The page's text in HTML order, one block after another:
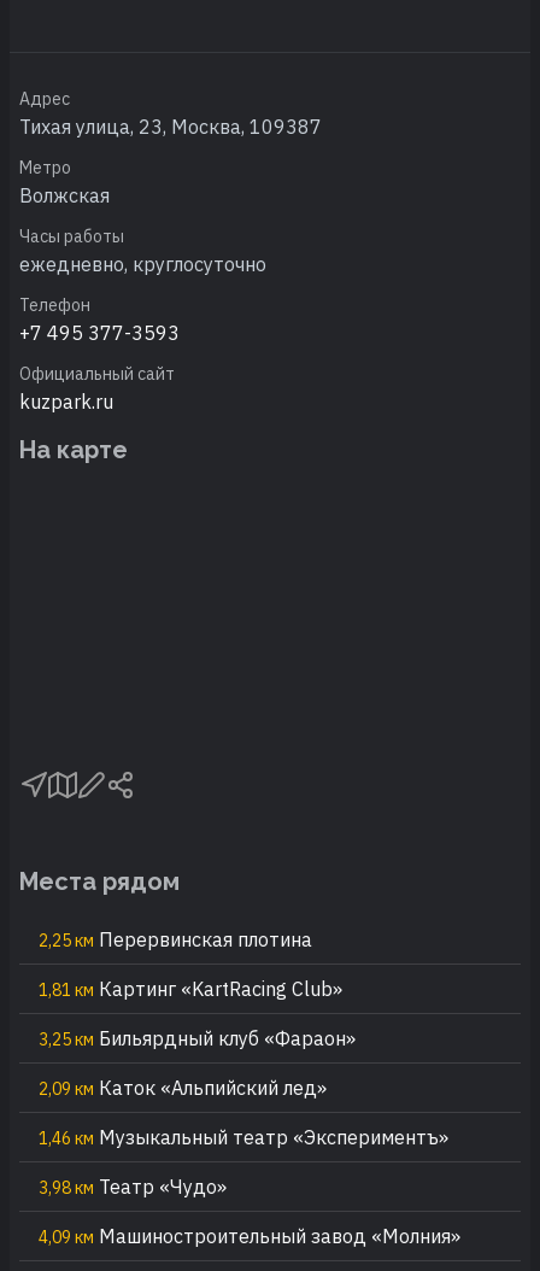
Адрес
Тихая улица, 23, Москва, 109387
Метро
Волжская
Часы работы
ежедневно, круглосуточно
Телефон
+7 495 377-3593
Официальный сайт
kuzpark.ru
На карте
Места рядом
2,25 км Перервинская плотина
1,81 км Картинг «KartRacing Club»
3,25 км Бильярдный клуб «Фараон»
2,09 км Каток «Альпийский лед»
1,46 км Музыкальный театр «Экспериментъ»
3,98 км Театр «Чудо»
4,09 км Машиностроительный завод «Молния»